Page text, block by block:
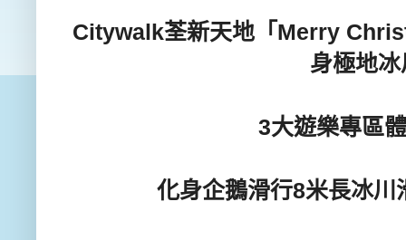
Citywalk荃新天地「 Merry
身極地
3大遊樂專區
化身企鵝滑行8米長冰川